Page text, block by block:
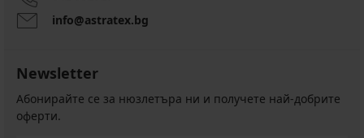
info@astratex.bg
Newsletter
Абонирайте се за нюзлетъра ни и получете най-добрите
оферти.